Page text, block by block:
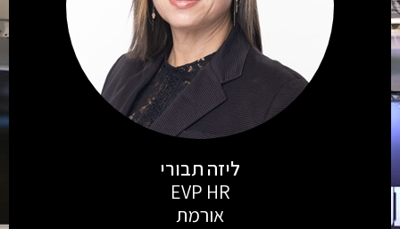
ליזה תבורי
EVP HR
אורמת